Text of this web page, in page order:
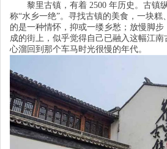
黎里古镇，有着 2500 年历史。古镇
称“水乡一绝”。寻找古镇的美食，一块糕
的是一种情怀，抑或一缕乡愁；放慢脚
成的街上，似乎觉得自己已融入这幅江
心溜回到那个车马时光很慢的年代。